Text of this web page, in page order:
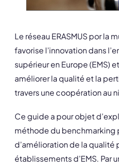
Le réseau ERASMUS por la
favorise l’innovation dans
supérieur en Europe (EMS)
améliorer la qualité et la
travers une coopération au
Ce guide a pour objet
méthode du benchmarking
d’amélioration de la qualité
établissements d’EMS. Par